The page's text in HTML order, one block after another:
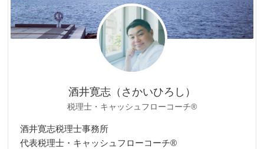
酒井寛志（さかいひろし）
税理士・キャッシュフローコーチ®
酒井寛志税理士事務所
代表税理士・キャッシュフローコーチ®